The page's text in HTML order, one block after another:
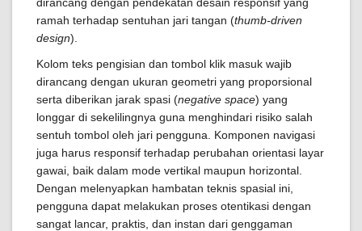
ramah terhadap sentuhan jari tangan (thumb-driven
design).
Kolom teks pengisian dan tombol klik masuk wajib
dirancang dengan ukuran geometri yang proporsional
serta diberikan jarak spasi (negative space) yang
longgar di sekelilingnya guna menghindari risiko salah
sentuh tombol oleh jari pengguna. Komponen navigasi
juga harus responsif terhadap perubahan orientasi layar
gawai, baik dalam mode vertikal maupun horizontal.
Dengan melenyapkan hambatan teknis spasial ini,
pengguna dapat melakukan proses otentikasi dengan
sangat lancar, praktis, dan instan dari genggaman